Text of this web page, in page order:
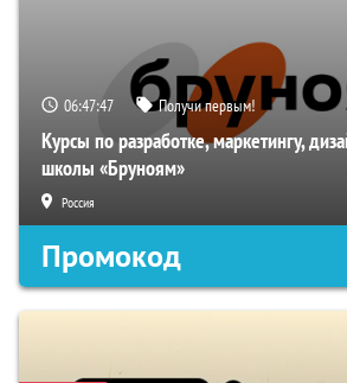
06:47:46 Получи первым!
Курсы по разработке, маркетингу,
школы «Бруноям»
Россия
Промокод